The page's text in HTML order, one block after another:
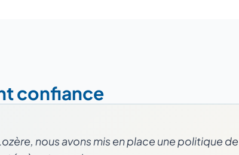
confiance
nous avons mis en place une politique de